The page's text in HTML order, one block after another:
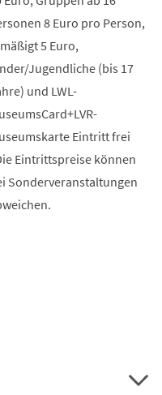
8 Euro pro Person,
5 Euro,
Jugendliche (bis 17
und LWL-
Eintritt frei
Eintrittspreise können
Sonderveranstaltungen